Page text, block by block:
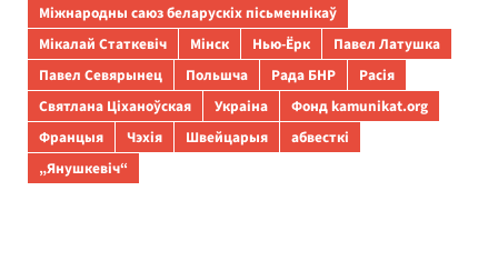
Міжнародны саюз беларускіх пісьменнікаў
Мікалай Статкевіч
Мінск Нью-Ёрк
Павел Латушка
Павел Севярынец
Польшча Рада БНР
Расія
Святлана Ціханоўская
Украіна
Фонд kamunikat.org
Францыя
Чэхія Швейцарыя
абвесткі
„Янушкевіч“